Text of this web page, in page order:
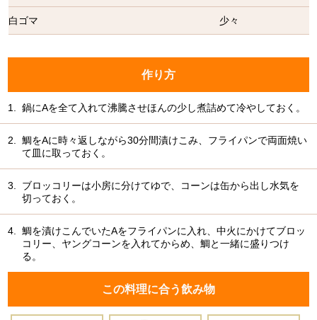
白ゴマ 少々
作り方
1. 鍋にAを全て入れて沸騰させほんの少し煮詰めて冷やしておく。
2.
鯛をAに時々返しながら30分間漬けこみ、フライパンで両面焼い
て皿に取っておく。
3.
ブロッコリーは小房に分けてゆで、コーンは缶から出し水気を
切っておく。
4.
鯛を漬けこんでいたAをフライパンに入れ、中火にかけてブロッ
コリー、ヤングコーンを入れてからめ、鯛と一緒に盛りつけ
る。
この料理に合う飲み物